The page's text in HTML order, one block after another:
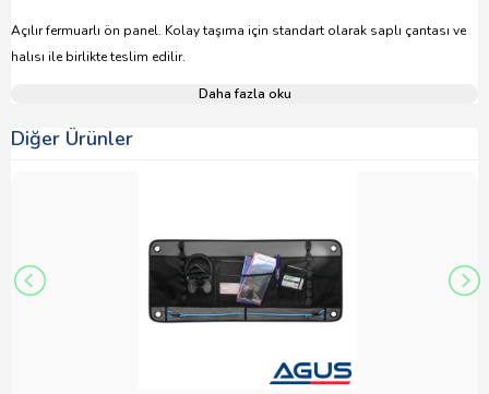
Açılır fermuarlı ön panel. Kolay taşıma için standart olarak saplı çantası ve
halısı ile birlikte teslim edilir.
Daha fazla oku
Diğer Ürünler